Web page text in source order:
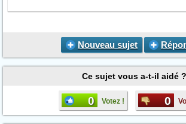
Nouveau sujet
Ce sujet vous a-t-il aidé ?
0 Votez ! 0